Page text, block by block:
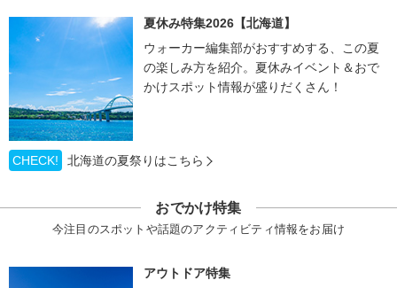
夏休み特集2026【北海道】
ウォーカー編集部がおすすめする、この夏
の楽しみ方を紹介。夏休みイベント＆おで
かけスポット情報が盛りだくさん！
CHECK! 北海道の夏祭りはこちら
おでかけ特集
今注目のスポットや話題のアクティビティ情報をお届け
アウトドア特集